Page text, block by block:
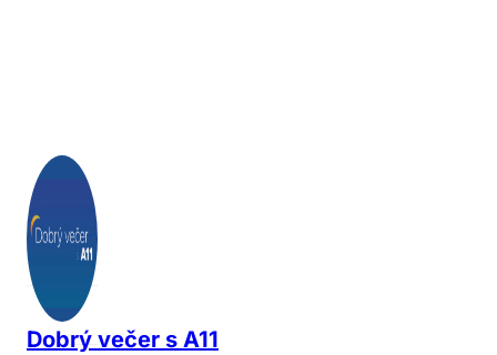
Dobrý večer s A11